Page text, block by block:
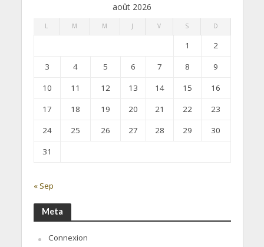
août 2026
L M M J V S D
1
2
3
4 5 6 7 8
9
10
11 12 13 14 15
16
17
18 19 20 21 22
23
24
25 26 27 28 29
30
31
« Sep
Meta
Connexion